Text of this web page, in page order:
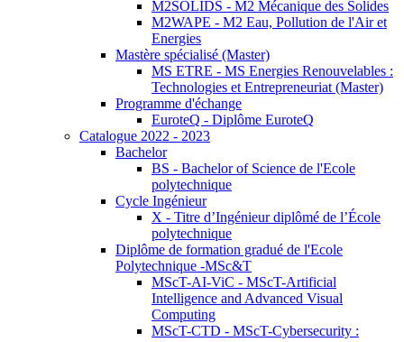
M2SOLIDS - M2 Mécanique des Solides
M2WAPE - M2 Eau, Pollution de l'Air et
Energies
Mastère spécialisé (Master)
MS ETRE - MS Energies Renouvelables :
Technologies et Entrepreneuriat (Master)
Programme d'échange
EuroteQ - Diplôme EuroteQ
Catalogue 2022 - 2023
Bachelor
BS - Bachelor of Science de l'Ecole
polytechnique
Cycle Ingénieur
X - Titre d’Ingénieur diplômé de l’École
polytechnique
Diplôme de formation gradué de l'Ecole
Polytechnique -MSc&T
MScT-AI-ViC - MScT-Artificial
Intelligence and Advanced Visual
Computing
MScT-CTD - MScT-Cybersecurity :